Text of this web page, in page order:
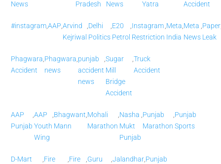
News
Pradesh
News
Yatra
Accident
#instagram,AAP ,Arvind
Kejriwal
Delhi
Politics
E20
Petrol
Instagram
Restriction
Meta
India
Meta
News
Paper
Leak
Phagwara
Accident
Phagwara
news
punjab
accident
news
,Sugar
Mill
Bridge
Accident
,Truck
Accident
AAP
Punjab
,AAP
Youth
Wing
Bhagwant
Mann
Mohali
Marathon
Nasha
Mukt
Punjab
Punjab
Marathon
Punjab
Sports
D-Mart
Fire
Fire
Guru
,Jalandhar Punjab